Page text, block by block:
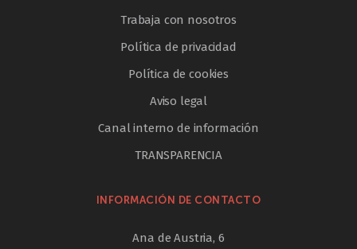
Trabaja con nosotros
Política de privacidad
Política de cookies
Aviso legal
Canal interno de información
TRANSPARENCIA
INFORMACIÓN DE CONTACTO
Ana de Austria, 6